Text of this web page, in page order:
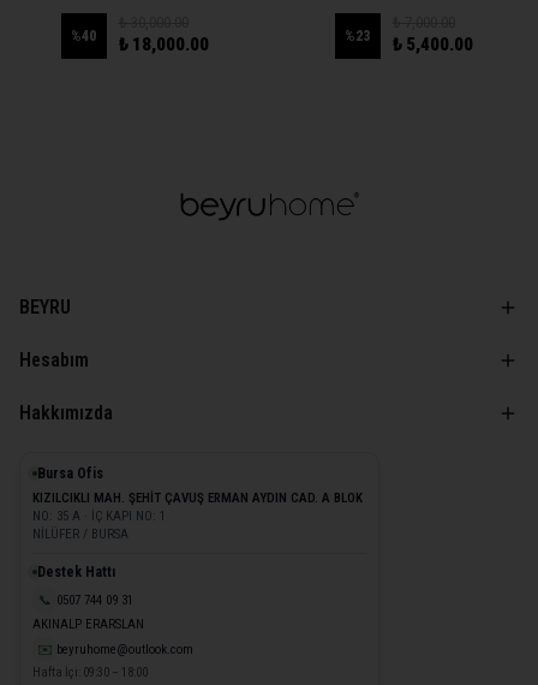
%40 ₺ 18,000.00 %23 ₺ 5,400.00
BEYRU
Hesabım
Hakkımızda
Bursa Ofis
KIZILCIKLI MAH. ŞEHİT ÇAVUŞ ERMAN AYDIN CAD. A BLOK
NO: 35 A · İÇ KAPI NO: 1
NİLÜFER / BURSA
Destek Hattı
📞 0507 744 09 31
AKINALP ERARSLAN
✉️ beyruhome@outlook.com
Hafta İçi: 09:30 – 18:00